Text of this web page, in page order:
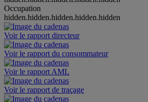
Occupation
hidden.hidden.hidden.hidden.hidden
Voir le rapport directeur
Voir le rapport du consommateur
Voir le rapport AML
Voir le rapport de traçage